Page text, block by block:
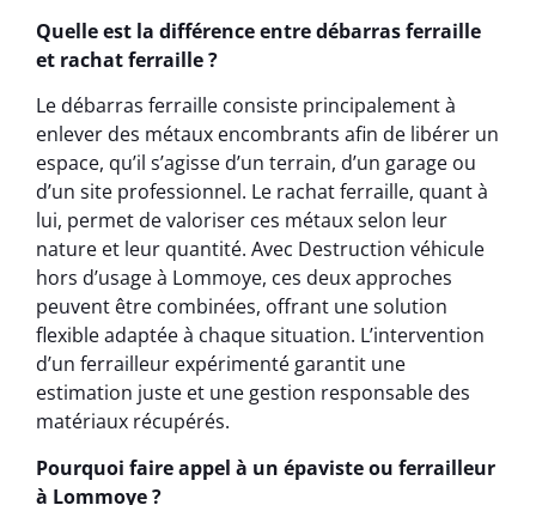
Quelle est la différence entre débarras ferraille
et rachat ferraille ?
Le débarras ferraille consiste principalement à
enlever des métaux encombrants afin de libérer un
espace, qu’il s’agisse d’un terrain, d’un garage ou
d’un site professionnel. Le rachat ferraille, quant à
lui, permet de valoriser ces métaux selon leur
nature et leur quantité. Avec Destruction véhicule
hors d’usage à Lommoye, ces deux approches
peuvent être combinées, offrant une solution
flexible adaptée à chaque situation. L’intervention
d’un ferrailleur expérimenté garantit une
estimation juste et une gestion responsable des
matériaux récupérés.
Pourquoi faire appel à un épaviste ou ferrailleur
à Lommoye ?